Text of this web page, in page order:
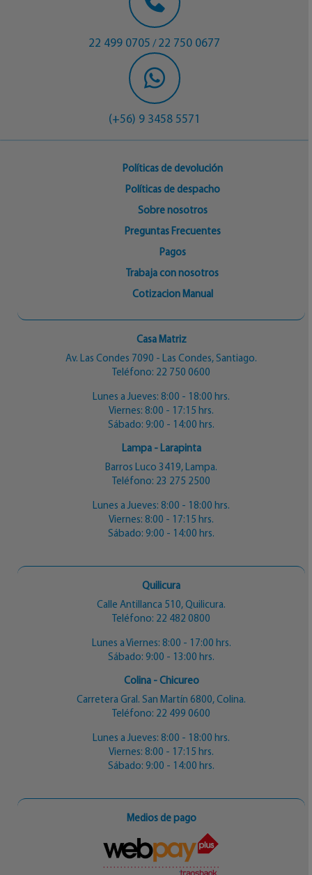
22 499 0705 /22 750 0677
(+56) 9 3458 5571
Políticas de devolución
Políticas de despacho
Sobre nosotros
Preguntas Frecuentes
Pagos
Trabaja con nosotros
Cotizacion Manual
Casa Matriz
Av. Las Condes 7090 - Las Condes, Santiago.
Teléfono: 22 750 0600
Lunes a Jueves: 8:00 - 18:00 hrs.
Viernes: 8:00 - 17:15 hrs.
Sábado: 9:00 - 14:00 hrs.
Lampa - Larapinta
Barros Luco 3419, Lampa.
Teléfono: 23 275 2500
Lunes a Jueves: 8:00 - 18:00 hrs.
Viernes: 8:00 - 17:15 hrs.
Sábado: 9:00 - 14:00 hrs.
Quilicura
Calle Antillanca 510, Quilicura.
Teléfono: 22 482 0800
Lunes a Viernes: 8:00 - 17:00 hrs.
Sábado: 9:00 - 13:00 hrs.
Colina - Chicureo
Carretera Gral. San Martín 6800, Colina.
Teléfono: 22 499 0600
Lunes a Jueves: 8:00 - 18:00 hrs.
Viernes: 8:00 - 17:15 hrs.
Sábado: 9:00 - 14:00 hrs.
Medios de pago